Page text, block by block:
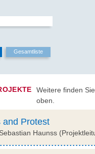
Weitere finden
oben.
and Protest
Haunss